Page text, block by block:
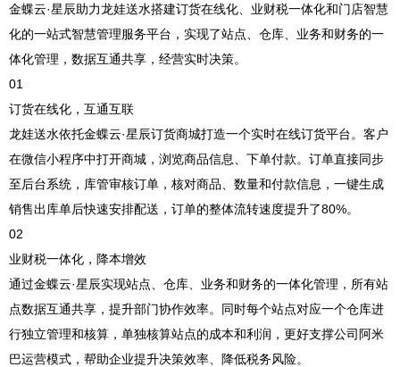
金蝶云·星辰助力龙娃送水搭建订货在线化、业财税一体化和门店智慧
化的一站式智慧管理服务平台，实现了站点、仓库、业务和财务的一
体化管理，数据互通共享，经营实时决策。
01
订货在线化，互通互联
龙娃送水依托金蝶云·星辰订货商城打造一个实时在线订货平台。客户
在微信小程序中打开商城，浏览商品信息、下单付款。订单直接同步
至后台系统，库管审核订单，核对商品、数量和付款信息，一键生成
销售出库单后快速安排配送，订单的整体流转速度提升了80%。
02
业财税一体化，降本增效
通过金蝶云·星辰实现站点、仓库、业务和财务的一体化管理，所有站
点数据互通共享，提升部门协作效率。同时每个站点对应一个仓库进
行独立管理和核算，单独核算站点的成本和利润，更好支撑公司阿米
巴运营模式，帮助企业提升决策效率、降低税务风险。